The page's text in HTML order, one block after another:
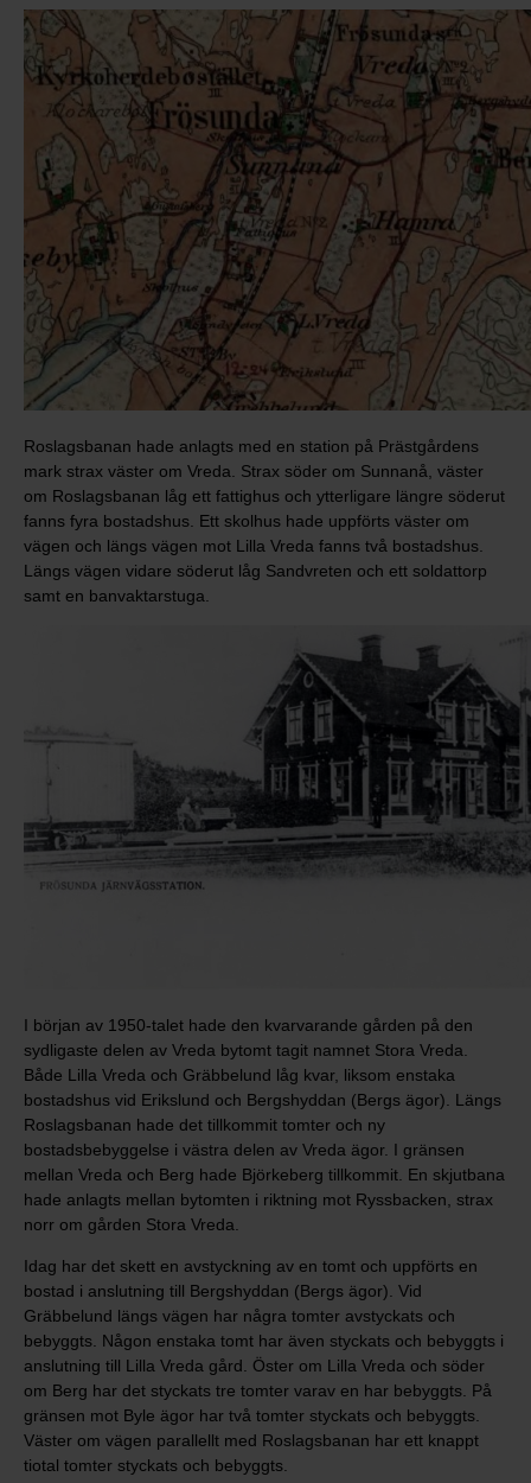
Roslagsbanan hade anlagts med en station på Prästgårdens
mark strax väster om Vreda. Strax söder om Sunnanå, väster
om Roslagsbanan låg ett fattighus och ytterligare längre söderut
fanns fyra bostadshus. Ett skolhus hade uppförts väster om
vägen och längs vägen mot Lilla Vreda fanns två bostadshus.
Längs vägen vidare söderut låg Sandvreten och ett soldattorp
samt en banvaktarstuga.
I början av 1950-talet hade den kvarvarande gården på den
sydligaste delen av Vreda bytomt tagit namnet Stora Vreda.
Både Lilla Vreda och Gräbbelund låg kvar, liksom enstaka
bostadshus vid Erikslund och Bergshyddan (Bergs ägor). Längs
Roslagsbanan hade det tillkommit tomter och ny
bostadsbebyggelse i västra delen av Vreda ägor. I gränsen
mellan Vreda och Berg hade Björkeberg tillkommit. En skjutbana
hade anlagts mellan bytomten i riktning mot Ryssbacken, strax
norr om gården Stora Vreda.
Idag har det skett en avstyckning av en tomt och uppförts en
bostad i anslutning till Bergshyddan (Bergs ägor). Vid
Gräbbelund längs vägen har några tomter avstyckats och
bebyggts. Någon enstaka tomt har även styckats och bebyggts i
anslutning till Lilla Vreda gård. Öster om Lilla Vreda och söder
om Berg har det styckats tre tomter varav en har bebyggts. På
gränsen mot Byle ägor har två tomter styckats och bebyggts.
Väster om vägen parallellt med Roslagsbanan har ett knappt
tiotal tomter styckats och bebyggts.